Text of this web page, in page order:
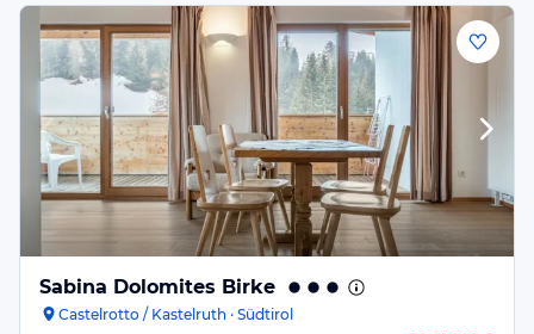
Sabina Dolomites Birke
Castelrotto / Kastelruth · Südtirol